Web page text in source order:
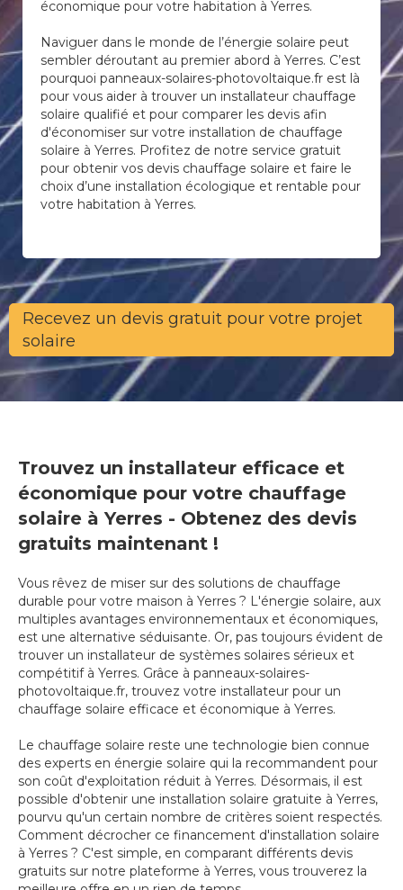
économique pour votre habitation à Yerres.
Naviguer dans le monde de l’énergie solaire peut
sembler déroutant au premier abord à Yerres. C’est
pourquoi panneaux-solaires-photovoltaique.fr est là
pour vous aider à trouver un installateur chauffage
solaire qualifié et pour comparer les devis afin
d'économiser sur votre installation de chauffage
solaire à Yerres. Profitez de notre service gratuit
pour obtenir vos devis chauffage solaire et faire le
choix d’une installation écologique et rentable pour
votre habitation à Yerres.
Recevez un devis gratuit pour votre projet
solaire
Trouvez un installateur efficace et
économique pour votre chauffage
solaire à Yerres - Obtenez des devis
gratuits maintenant !
Vous rêvez de miser sur des solutions de chauffage
durable pour votre maison à Yerres ? L'énergie solaire, aux
multiples avantages environnementaux et économiques,
est une alternative séduisante. Or, pas toujours évident de
trouver un installateur de systèmes solaires sérieux et
compétitif à Yerres. Grâce à panneaux-solaires-
photovoltaique.fr, trouvez votre installateur pour un
chauffage solaire efficace et économique à Yerres.
Le chauffage solaire reste une technologie bien connue
des experts en énergie solaire qui la recommandent pour
son coût d'exploitation réduit à Yerres. Désormais, il est
possible d'obtenir une installation solaire gratuite à Yerres,
pourvu qu'un certain nombre de critères soient respectés.
Comment décrocher ce financement d'installation solaire
à Yerres ? C'est simple, en comparant différents devis
gratuits sur notre plateforme à Yerres, vous trouverez la